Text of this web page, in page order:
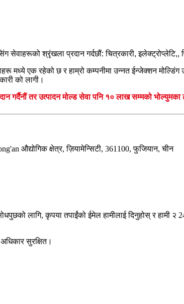
सेवाहरूको श्रृंखला प्रदान गर्दछौं: चित्रकारी, इलेक्ट्रोप्लेटि,,
मध्ये एक रहेको छ र हाम्रो कम्पनीमा उन्नत ईन्जेक्शन
को लागी।
तर उत्पादन मोल्ड सेवा पनि १० लाख सम्मको भोल्युमका
औद्योगिक क्षेत्र, ज़ियामेन्सिटी, 361100, फुजियान, चीन
लागि, कृपया तपाईंको ईमेल हामीलाई दिनुहोस् र हामी २
सुरक्षित।